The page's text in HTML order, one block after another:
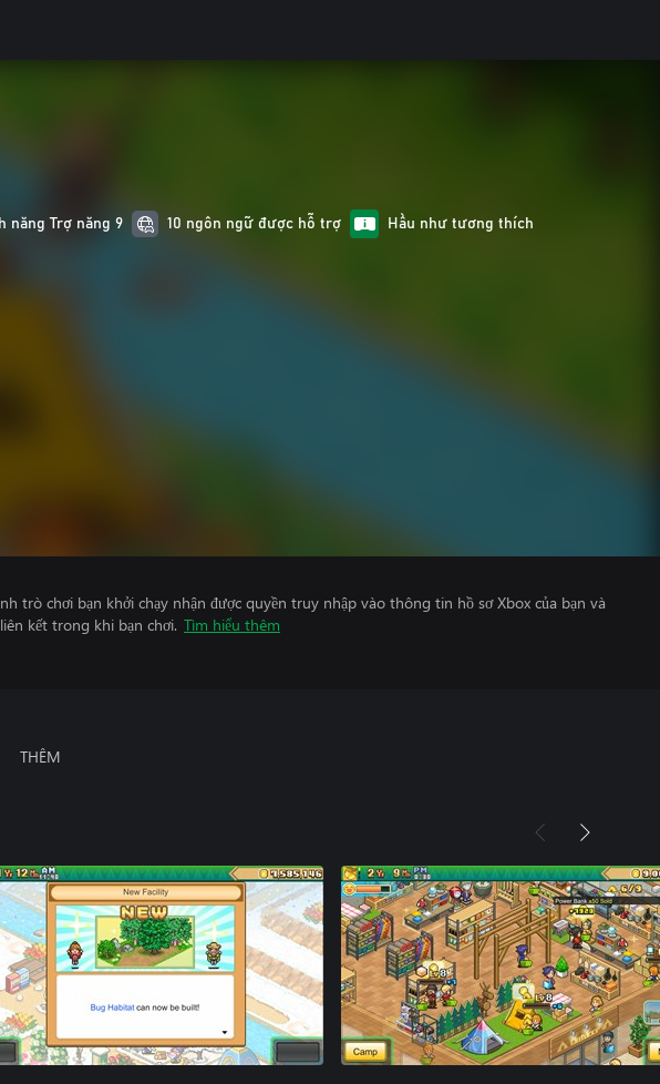
năng Trợ năng 9 10 ngôn ngữ được hỗ trợ Hầu như tương thích
trò chơi bạn khởi chạy nhận được quyền truy nhập vào thông tin hồ sơ Xbox của bạn và
kết trong khi bạn chơi. Tìm hiểu thêm
THÊM